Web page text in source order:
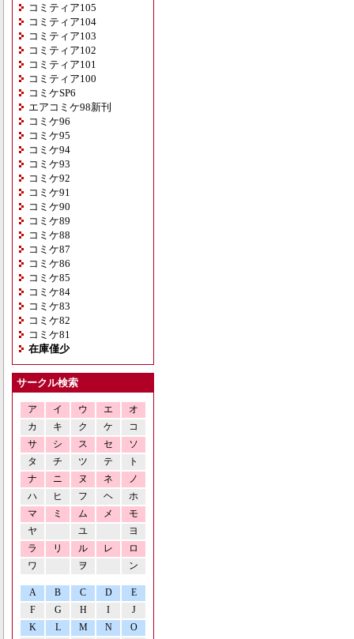
コミティア105
コミティア104
コミティア103
コミティア102
コミティア101
コミティア100
コミケSP6
エアコミケ98新刊
コミケ96
コミケ95
コミケ94
コミケ93
コミケ92
コミケ91
コミケ90
コミケ89
コミケ88
コミケ87
コミケ86
コミケ85
コミケ84
コミケ83
コミケ82
コミケ81
在庫僅少
サークル検索
ア イ ウ エ
オ
カ
キ ク ケ
コ
サ
シ ス セ
ソ
タ
チ ツ テ
ト
ナ
ニ ヌ ネ
ノ
ハ
ヒ フ ヘ
ホ
マ
ミ ム メ
モ
ヤ
ユ
ヨ
ラ
リ ル レ
ロ
ワ
ヲ ン
A B C D
E
F
G H I
J
K
L M N O